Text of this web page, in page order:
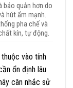
bảo quản hơn do
hút ẩm mạnh.
pha chế và
kín, tự động.
vào tính
ổn định lâu
cân nhắc sử